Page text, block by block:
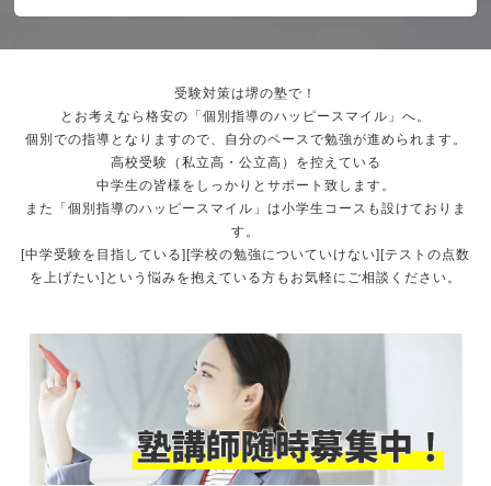
受験対策は堺の塾で！
とお考えなら格安の「個別指導のハッピースマイル」へ。
個別での指導となりますので、自分のペースで勉強が進められます。
高校受験（私立高・公立高）を控えている
中学生の皆様をしっかりとサポート致します。
また「個別指導のハッピースマイル」は小学生コースも設けておりま
す。
[中学受験を目指している][学校の勉強についていけない][テストの点数
を上げたい]という悩みを抱えている方もお気軽にご相談ください。